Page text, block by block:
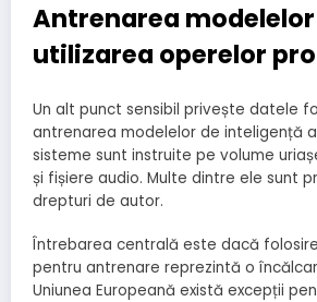
Antrenarea modelelor
utilizarea operelor
Un alt punct sensibil privește datele
antrenarea modelelor de inteligență
sisteme sunt instruite pe volume
și fișiere audio. Multe dintre ele sunt
drepturi de autor.
Întrebarea centrală este dacă
pentru antrenare reprezintă o
Uniunea Europeană există excepții